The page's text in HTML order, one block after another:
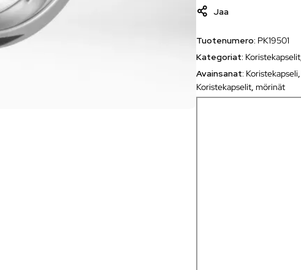
Jaa
Tuotenumero: PK19501
Kategoriat: Koristekapselit
Avainsanat: Koristekapseli
Koristekapselit ,mörinät